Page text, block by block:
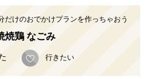
だけのおでかけプランを作っちゃおう
焼鶏 なごみ
行きたい